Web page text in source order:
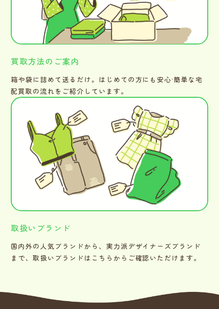
買取方法のご案内
箱や袋に詰めて送るだけ。はじめての方にも安心·簡単な宅
配買取の流れをご紹介しています。
取扱いブランド
国内外の人気ブランドから、実力派デザイナーズブランド
まで、取扱いブランドはこちらからご確認いただけます。